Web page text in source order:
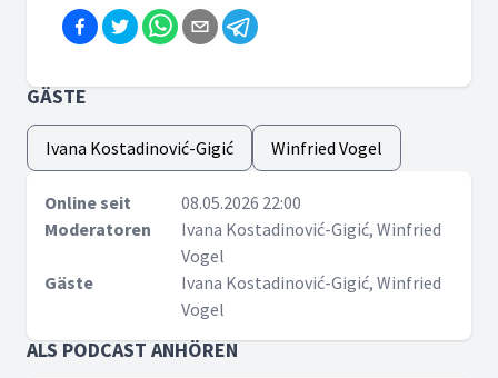
GÄSTE
Ivana Kostadinović-Gigić Winfried Vogel
Online seit
08.05.2026 22:00
Moderatoren
Ivana Kostadinović-Gigić, Winfried
Vogel
Gäste
Ivana Kostadinović-Gigić, Winfried
Vogel
ALS PODCAST ANHÖREN